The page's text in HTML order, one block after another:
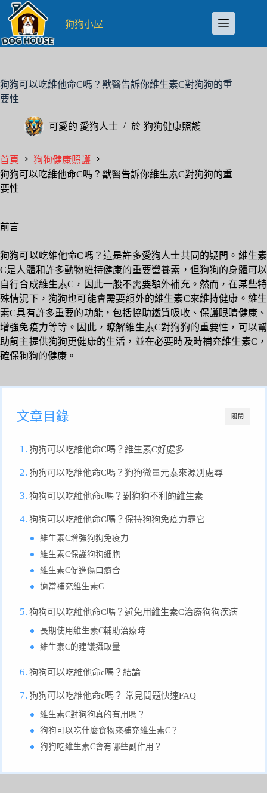
至
主
容
狗狗小屋
狗狗可以吃維他命C嗎？獸醫告訴你維生素C對狗狗的重
要性
可愛的 愛狗人士 於 狗狗健康照護
首頁
狗狗健康照護
狗狗可以吃維他命C嗎？獸醫告訴你維生素C對狗狗的重
要性
前言
狗狗可以吃維他命C嗎？這是許多愛狗人士共同的疑問。維生素
C是人體和許多動物維持健康的重要營養素，但狗狗的身體可以
自行合成維生素C，因此一般不需要額外補充。然而，在某些特
殊情況下，狗狗也可能會需要額外的維生素C來維持健康。維生
素C具有許多重要的功能，包括協助鐵質吸收、保護眼睛健康、
增強免疫力等等。因此，瞭解維生素C對狗狗的重要性，可以幫
助飼主提供狗狗更健康的生活，並在必要時及時補充維生素C，
確保狗狗的健康。
關閉
文章目錄
狗狗可以吃維他命C嗎？維生素C好處多
狗狗可以吃維他命C嗎？狗狗微量元素來源別處尋
狗狗可以吃維他命c嗎？對狗狗不利的維生素
狗狗可以吃維他命C嗎？保持狗狗免疫力靠它
維生素C增強狗狗免疫力
維生素C保護狗狗細胞
維生素C促進傷口癒合
適當補充維生素C
狗狗可以吃維他命C嗎？避免用維生素C治療狗狗疾病
長期使用維生素C輔助治療時
維生素C的建議攝取量
狗狗可以吃維他命c嗎？結論
狗狗可以吃維他命c嗎？ 常見問題快速FAQ
維生素C對狗狗真的有用嗎？
狗狗可以吃什麼食物來補充維生素C？
狗狗吃維生素C會有哪些副作用？